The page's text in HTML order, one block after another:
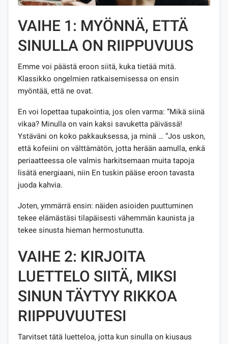
VAIHE 1: MYÖNNÄ, ETTÄ
SINULLA ON RIIPPUVUUS
Emme voi päästä eroon siitä, kuka tietää mitä.
Klassikko ongelmien ratkaisemisessa on ensin
myöntää, että ne ovat.
En voi lopettaa tupakointia, jos olen varma: ”Mikä siinä
vikaa? Minulla on vain kaksi savuketta päivässä!
Ystäväni on koko pakkauksessa, ja minä … ”Jos uskon,
että kofeiini on välttämätön, jotta herään aamulla, enkä
periaatteessa ole valmis harkitsemaan muita tapoja
lisätä energiaani, niin En tuskin pääse eroon tavasta
juoda kahvia.
Joten, ymmärrä ensin: näiden asioiden puuttuminen
tekee elämästäsi tilapäisesti vähemmän kaunista ja
tekee sinusta hieman hermostunutta.
VAIHE 2: KIRJOITA
LUETTELO SIITÄ, MIKSI
SINUN TÄYTYY RIKKOA
RIIPPUVUUTESI
Tarvitset tätä luetteloa, jotta kun sinulla on kiusaus